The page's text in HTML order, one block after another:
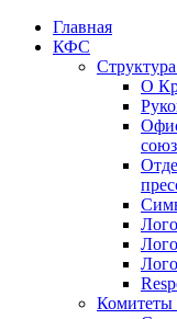
Главная
КФС
О
Комитеты